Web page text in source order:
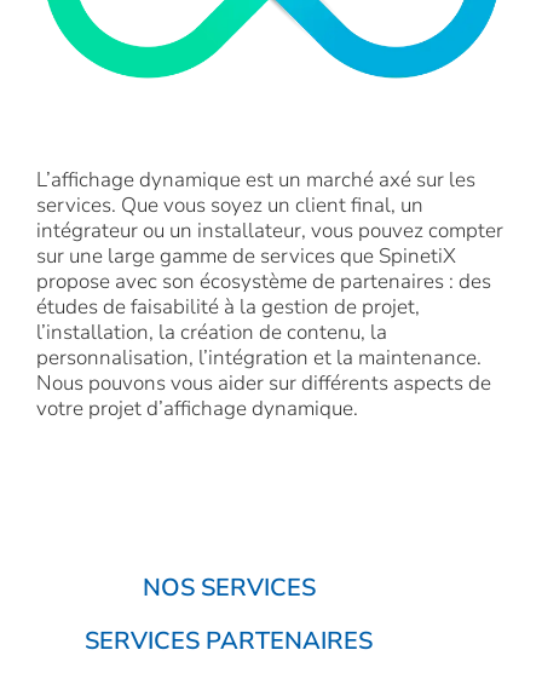
L’affichage dynamique est un marché axé sur les
services. Que vous soyez un client final, un
intégrateur ou un installateur, vous pouvez compter
sur une large gamme de services que SpinetiX
propose avec son écosystème de partenaires : des
études de faisabilité à la gestion de projet,
l’installation, la création de contenu, la
personnalisation, l’intégration et la maintenance.
Nous pouvons vous aider sur différents aspects de
votre projet d’affichage dynamique.
NOS SERVICES
SERVICES PARTENAIRES